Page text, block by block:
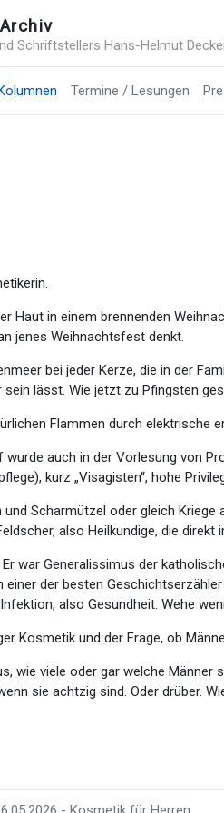
Schriftstellers Hans-Helmut
Termine / Lesungen
Haut in einem brennenden
jenes Weihnachtsfest denkt.
bei jeder Kerze, die in der
lässt. Wie jetzt zu Pfingsten
Flammen durch elektrische
auch in der Vorlesung von
kurz „Visagisten“, hohe
Scharmützel oder gleich
also Heilkundige, die
war Generalissimus der
der besten
also Gesundheit. Wehe
Kosmetik und der Frage, ob
wie viele oder gar welche
sie achtzig sind. Oder drüber.